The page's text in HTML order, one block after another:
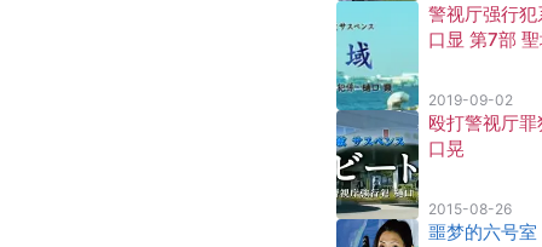
警视厅强行犯
口显 第7部
2019-09-02
殴打警视厅罪
口晃
2015-08-26
噩梦的六号室